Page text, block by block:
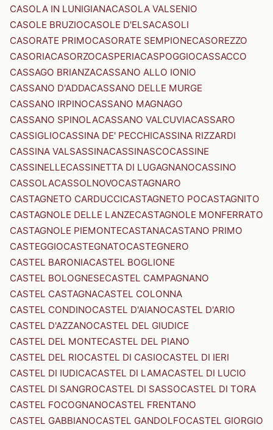
CASOLA IN LUNIGIANACASOLA VALSENIO
CASOLE BRUZIOCASOLE D'ELSACASOLI
CASORATE PRIMOCASORATE SEMPIONECASOREZZO
CASORIACASORZOCASPERIACASPOGGIOCASSACCO
CASSAGO BRIANZACASSANO ALLO IONIO
CASSANO D'ADDACASSANO DELLE MURGE
CASSANO IRPINOCASSANO MAGNAGO
CASSANO SPINOLACASSANO VALCUVIACASSARO
CASSIGLIOCASSINA DE' PECCHICASSINA RIZZARDI
CASSINA VALSASSINACASSINASCOCASSINE
CASSINELLECASSINETTA DI LUGAGNANOCASSINO
CASSOLACASSOLNOVOCASTAGNARO
CASTAGNETO CARDUCCICASTAGNETO POCASTAGNITO
CASTAGNOLE DELLE LANZECASTAGNOLE MONFERRATO
CASTAGNOLE PIEMONTECASTANACASTANO PRIMO
CASTEGGIOCASTEGNATOCASTEGNERO
CASTEL BARONIACASTEL BOGLIONE
CASTEL BOLOGNESECASTEL CAMPAGNANO
CASTEL CASTAGNACASTEL COLONNA
CASTEL CONDINOCASTEL D'AIANOCASTEL D'ARIO
CASTEL D'AZZANOCASTEL DEL GIUDICE
CASTEL DEL MONTECASTEL DEL PIANO
CASTEL DEL RIOCASTEL DI CASIOCASTEL DI IERI
CASTEL DI IUDICACASTEL DI LAMACASTEL DI LUCIO
CASTEL DI SANGROCASTEL DI SASSOCASTEL DI TORA
CASTEL FOCOGNANOCASTEL FRENTANO
CASTEL GABBIANOCASTEL GANDOLFOCASTEL GIORGIO